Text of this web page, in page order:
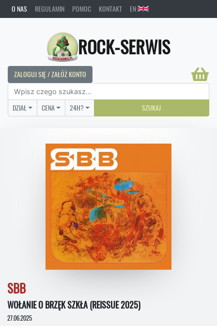
O NAS REGULAMIN POMOC KONTAKT EN
ROCK-SERWIS
ZALOGUJ SIĘ / ZAŁÓŻ KONTO
DZIAŁ CENA 24H? SZUKAJ
SBB
WOŁANIE O BRZĘK SZKŁA (REISSUE 2025)
27.06.2025